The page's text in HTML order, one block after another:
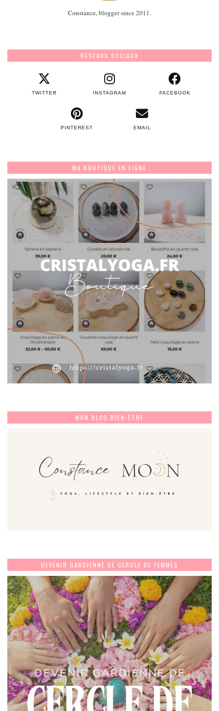
Constance, blogger since 2011.
RÉSEAUX SOCIAUX
TWITTER INSTAGRAM FACEBOOK
PINTEREST EMAIL
MA BOUTIQUE EN LIGNE
MON BLOG BIEN-ÊTRE
DEVENIR GARDIENNE DE CERCLE DE FEMMES